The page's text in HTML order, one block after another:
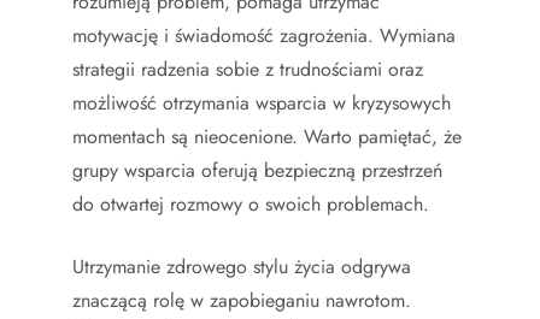
motywację i świadomość zagrożenia. Wymiana
strategii radzenia sobie z trudnościami oraz
możliwość otrzymania wsparcia w kryzysowych
momentach są nieocenione. Warto pamiętać, że
grupy wsparcia oferują bezpieczną przestrzeń
do otwartej rozmowy o swoich problemach.
Utrzymanie zdrowego stylu życia odgrywa
znaczącą rolę w zapobieganiu nawrotom.